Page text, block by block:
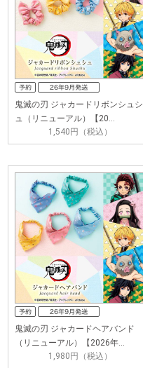
鬼滅の刃 ジャカードリボンシュシ
ュ（リニューアル）【20…
1,540円（税込）
鬼滅の刃 ジャカードヘアバンド
（リニューアル）【2026年…
1,980円（税込）